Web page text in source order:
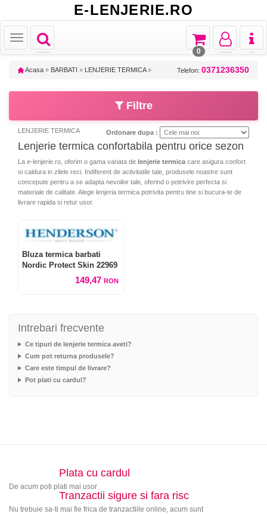
E-LENJERIE.RO
Toggle
navigation
Toggle
Toggle
navigation
Toggle
navigation
Toggle
navigation
0
Acasa » BARBATI » LENJERIE TERMICA » Telefon: 0371236350
Filtre
LENJERIE TERMICA Ordonare dupa :
Lenjerie termica confortabila pentru orice sezon
La e-lenjerie.ro, oferim o gama variata de lenjerie termica care asigura confort
si caldura in zilele reci. Indiferent de activitatile tale, produsele noastre sunt
concepute pentru a se adapta nevoilor tale, oferind o potrivire perfecta si
materiale de calitate. Alege lenjeria termica potrivita pentru tine si bucura-te de
livrare rapida si retur usor.
Bluza termica barbati
Nordic Protect Skin 22969
149,47 RON
Intrebari frecvente
Ce tipuri de lenjerie termica aveti?
Cum pot returna produsele?
Care este timpul de livrare?
Pot plati cu cardul?
Plata cu cardul
De acum poti plati mai usor
Tranzactii sigure si fara risc
Nu trebuie sa-ti mai fie frica de tranzactiile online, acum sunt